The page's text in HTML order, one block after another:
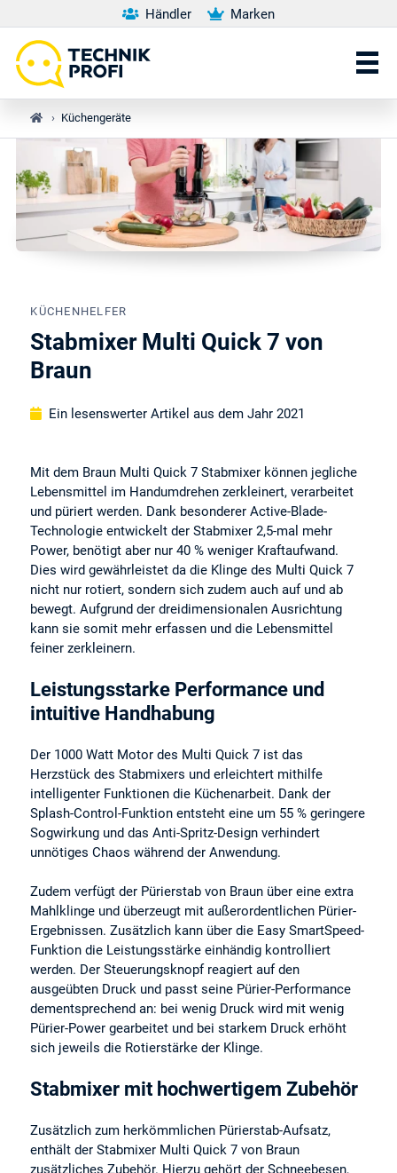
Händler Marken
› Küchengeräte
KÜCHENHELFER
Stabmixer Multi Quick 7 von
Braun
Ein lesenswerter Artikel aus dem Jahr 2021
Mit dem Braun Multi Quick 7 Stabmixer können jegliche
Lebensmittel im Handumdrehen zerkleinert, verarbeitet
und püriert werden. Dank besonderer Active-Blade-
Technologie entwickelt der Stabmixer 2,5-mal mehr
Power, benötigt aber nur 40 % weniger Kraftaufwand.
Dies wird gewährleistet da die Klinge des Multi Quick 7
nicht nur rotiert, sondern sich zudem auch auf und ab
bewegt. Aufgrund der dreidimensionalen Ausrichtung
kann sie somit mehr erfassen und die Lebensmittel
feiner zerkleinern.
Leistungsstarke Performance und
intuitive Handhabung
Der 1000 Watt Motor des Multi Quick 7 ist das
Herzstück des Stabmixers und erleichtert mithilfe
intelligenter Funktionen die Küchenarbeit. Dank der
Splash-Control-Funktion entsteht eine um 55 % geringere
Sogwirkung und das Anti-Spritz-Design verhindert
unnötiges Chaos während der Anwendung.
Zudem verfügt der Pürierstab von Braun über eine extra
Mahlklinge und überzeugt mit außerordentlichen Pürier-
Ergebnissen. Zusätzlich kann über die Easy SmartSpeed-
Funktion die Leistungsstärke einhändig kontrolliert
werden. Der Steuerungsknopf reagiert auf den
ausgeübten Druck und passt seine Pürier-Performance
dementsprechend an: bei wenig Druck wird mit wenig
Pürier-Power gearbeitet und bei starkem Druck erhöht
sich jeweils die Rotierstärke der Klinge.
Stabmixer mit hochwertigem Zubehör
Zusätzlich zum herkömmlichen Pürierstab-Aufsatz,
enthält der Stabmixer Multi Quick 7 von Braun
zusätzliches Zubehör. Hierzu gehört der Schneebesen,